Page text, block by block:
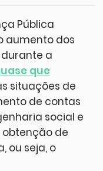
Pública
aumento dos
a
que
situações de
de contas
social e
de
ou seja, o